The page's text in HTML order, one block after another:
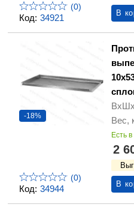
Код: 34921
(0)
В
Код: 34944
-18%
(0)
Вес,
Есть
2
В